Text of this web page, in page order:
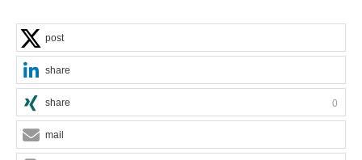
post
share
share 0
mail